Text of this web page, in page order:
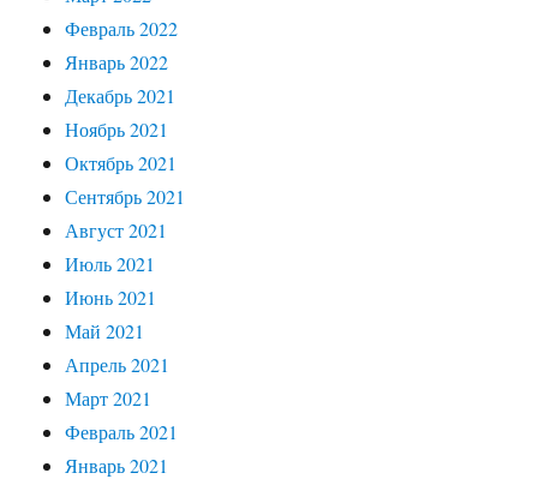
Февраль 2022
Январь 2022
Декабрь 2021
Ноябрь 2021
Октябрь 2021
Сентябрь 2021
Август 2021
Июль 2021
Июнь 2021
Май 2021
Апрель 2021
Март 2021
Февраль 2021
Январь 2021